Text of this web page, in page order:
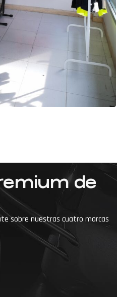
de
sobre nuestras cuatro marcas